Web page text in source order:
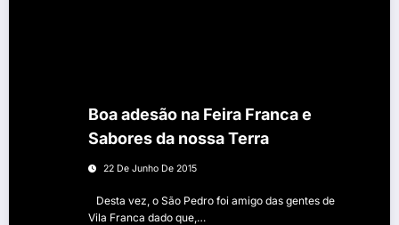
Boa adesão na Feira Franca e
Sabores da nossa Terra
22 De Junho De 2015
Desta vez, o São Pedro foi amigo das gentes de
Vila Franca dado que,…